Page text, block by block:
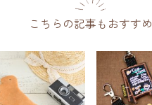
こちらの記事もおすすめ